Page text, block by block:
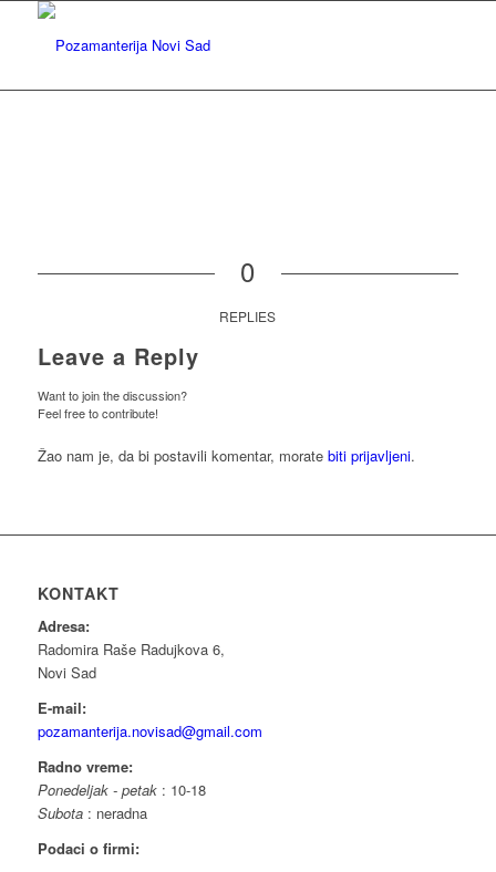
0
REPLIES
Leave a Reply
Want to join the discussion?
Feel free to contribute!
Žao nam je, da bi postavili komentar, morate biti prijavljeni.
KONTAKT
Adresa:
Radomira Raše Radujkova 6,
Novi Sad
E-mail:
pozamanterija.novisad@gmail.com
Radno vreme:
Ponedeljak - petak: 10-18
Subota: neradna
Podaci o firmi: